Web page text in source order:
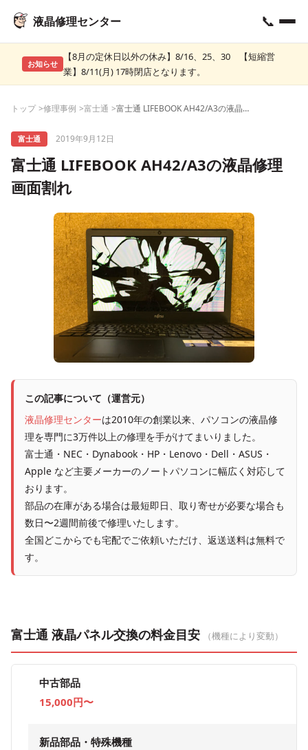
液晶修理センター 📞
お知らせ
【8月の定休日以外の休み】8/16、25、30 【短縮営
業】8/11(月) 17時閉店となります。
トップ 修理事例 富士通 富士通 LIFEBOOK AH42/A3の液晶修理 画面割れ
富士通 2019年9月12日
富士通 LIFEBOOK AH42/A3の液晶修理
画面割れ
この記事について（運営元）
液晶修理センターは2010年の創業以来、パソコンの液晶修
理を専門に3万件以上の修理を手がけてまいりました。
富士通・NEC・Dynabook・HP・Lenovo・Dell・ASUS・
Apple など主要メーカーのノートパソコンに幅広く対応して
おります。
部品の在庫がある場合は最短即日、取り寄せが必要な場合も
数日〜2週間前後で修理いたします。
全国どこからでも宅配でご依頼いただけ、返送送料は無料で
す。
富士通 液晶パネル交換の料金目安 （機種により変動）
中古部品
15,000円〜
新品部品・特殊機種